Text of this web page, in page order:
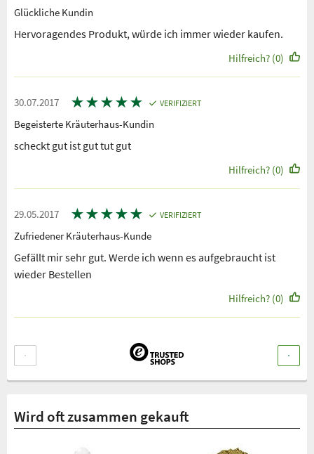
Glückliche Kundin
Hervoragendes Produkt, würde ich immer wieder kaufen.
Hilfreich? (0)
30.07.2017 ★★★★★ VERIFIZIERT
Begeisterte Kräuterhaus-Kundin
scheckt gut ist gut tut gut
Hilfreich? (0)
29.05.2017 ★★★★★ VERIFIZIERT
Zufriedener Kräuterhaus-Kunde
Gefällt mir sehr gut. Werde ich wenn es aufgebraucht ist
wieder Bestellen
Hilfreich? (0)
Wird oft zusammen gekauft